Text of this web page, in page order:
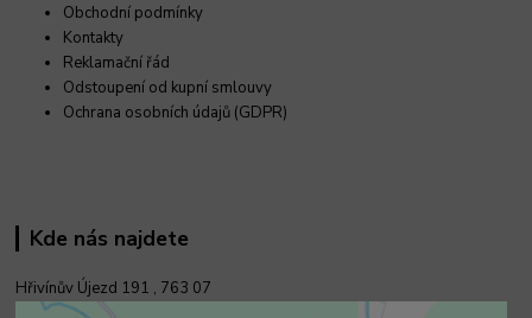
Obchodní podmínky
Kontakty
Reklamační řád
Odstoupení od kupní smlouvy
Ochrana osobních údajů (GDPR)
Kde nás najdete
Hřivínův Újezd 191 , 763 07